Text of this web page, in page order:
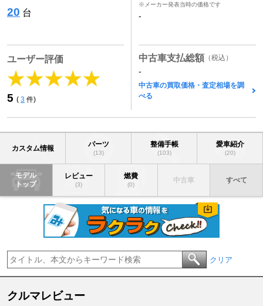
20 台
ユーザー評価
5 ( 3 件)
※メーカー発表当時の価格です
-
中古車支払総額 （税込）
-
中古車の買取価格・査定相場を調
べる
カスタム情報 パーツ
(13)
整備手帳
(103)
愛車紹介
(20)
モデル
トップ
レビュー
(3)
燃費
(0)
中古車 すべて
クリア
クルマレビュー